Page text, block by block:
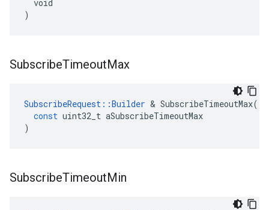
  void
)
SubscribeTimeoutMax
SubscribeRequest ::Builder & SubscribeTimeoutMax(
const uint32_t aSubscribeTimeoutMax
)
SubscribeTimeoutMin